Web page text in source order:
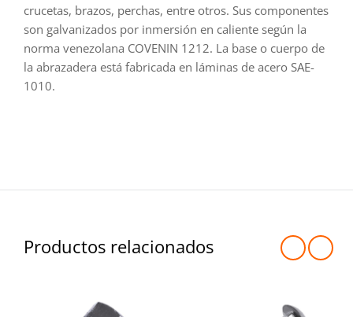
crucetas, brazos, perchas, entre otros. Sus componentes
son galvanizados por inmersión en caliente según la
norma venezolana COVENIN 1212. La base o cuerpo de
la abrazadera está fabricada en láminas de acero SAE-
1010.
Productos relacionados